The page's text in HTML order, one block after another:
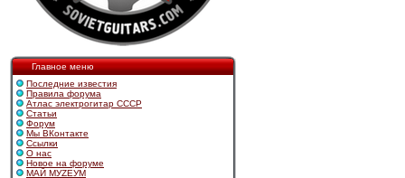
Главное меню
Последние известия
Правила форума
Атлас электрогитар СССР
Статьи
Форум
Мы ВКонтакте
Ссылки
О нас
Новое на форуме
МАЙ МУZЕУМ